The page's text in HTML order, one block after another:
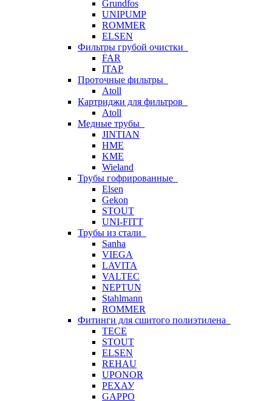
Grundfos
UNIPUMP
ROMMER
ELSEN
Фильтры грубой очистки
FAR
ITAP
Проточные фильтры
Atoll
Картриджи для фильтров
Atoll
Медные трубы
JINTIAN
HME
KME
Wieland
Трубы гофрированные
Elsen
Gekon
STOUT
UNI-FITT
Трубы из стали
Sanha
VIEGA
LAVITA
VALTEC
NEPTUN
Stahlmann
ROMMER
Фитинги для сшитого полиэтилена
TECE
STOUT
ELSEN
REHAU
UPONOR
РЕХАУ
GAPPO